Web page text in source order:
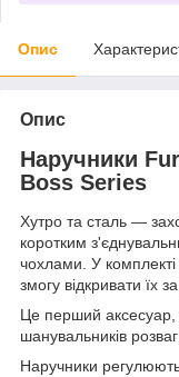
Опис
Опис
Наручники
Boss Series
Хутро та сталь —
коротким
чохлами. У
змогу відкривати їх
Це перший аксесуар,
шанувальників
Наручники